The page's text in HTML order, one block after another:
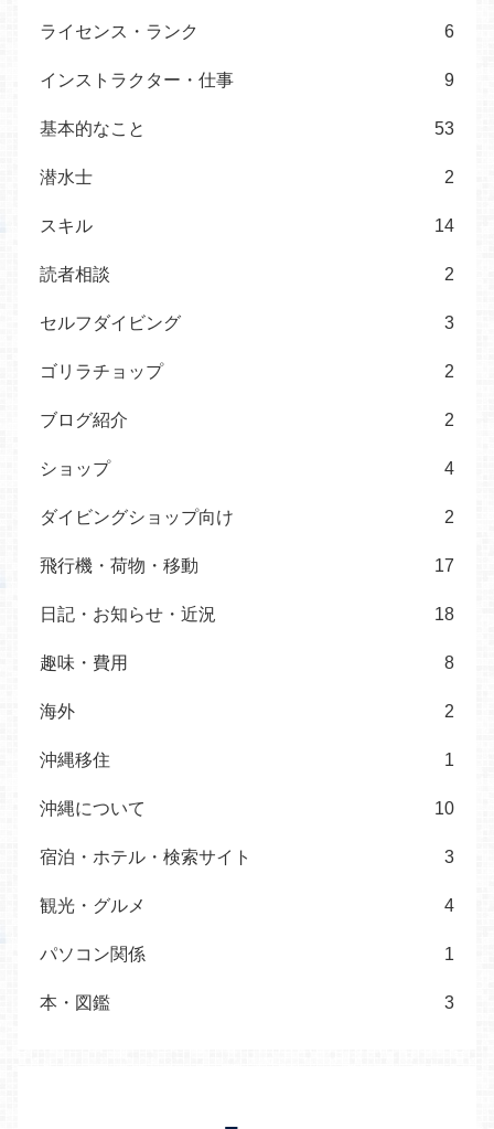
ライセンス・ランク 6
インストラクター・仕事 9
基本的なこと 53
潜水士 2
スキル 14
読者相談 2
セルフダイビング 3
ゴリラチョップ 2
ブログ紹介 2
ショップ 4
ダイビングショップ向け 2
飛行機・荷物・移動 17
日記・お知らせ・近況 18
趣味・費用 8
海外 2
沖縄移住 1
沖縄について 10
宿泊・ホテル・検索サイト 3
観光・グルメ 4
パソコン関係 1
本・図鑑 3